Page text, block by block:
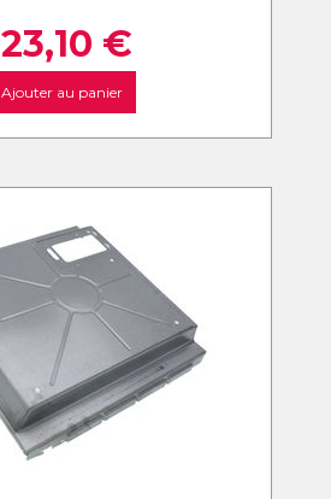
23,10 €
Ajouter au panier